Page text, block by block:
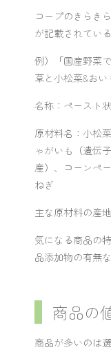
コープのきらき
が記載されてい
例）「国産野菜
草と小松菜&おい
名称：ペースト
原材料名：小松
ゃがいも（遺伝
産）、コーンペ
ねぎ
主な原材料の産
気になる商品の
品添加物の有無
商品の
商品が多いのは